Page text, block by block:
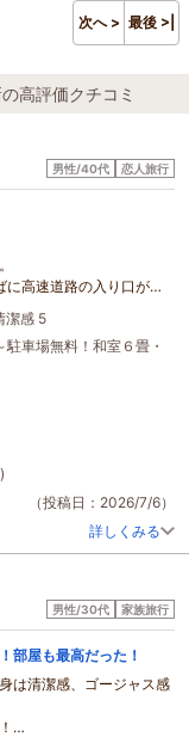
次へ > 最後 >|
高評価クチコミ
男性/40代 恋人旅行
高速道路の入り口があ
潔感 5
車場無料！和室６畳・
（投稿日：2026/7/6）
詳しくみる
男性/30代 家族旅行
部屋も最高だった！
は清潔感、ゴージャス感